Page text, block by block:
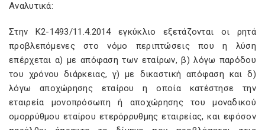
Αναλυτικά:
Στην Κ2-1493/11.4.2014 εγκύκλιο εξετάζονται οι ρητά
προβλεπόμενες στο νόμο περιπτώσεις που η λύση
επέρχεται α) με απόφαση των εταίρων, β) λόγω παρόδου
του χρόνου διάρκειας, γ) με δικαστική απόφαση και δ)
λόγω αποχώρησης εταίρου η οποία κατέστησε την
εταιρεία μονοπρόσωπη ή αποχώρησης του μοναδικού
ομορρύθμου εταίρου ετερόρρυθμης εταιρείας, και εφόσον